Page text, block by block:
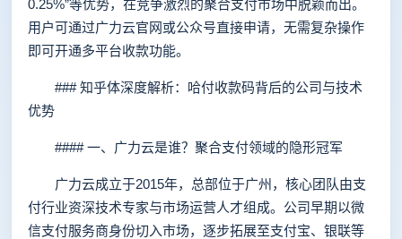
0.25%”等优势，在竞争激烈的聚合支付市场中脱颖而出。
用户可通过广力云官网或公众号直接申请，无需复杂操作
即可开通多平台收款功能。
### 知乎体深度解析：哈付收款码背后的公司与技术
优势
#### 一、广力云是谁？聚合支付领域的隐形冠军
广力云成立于2015年，总部位于广州，核心团队由支
付行业资深技术专家与市场运营人才组成。公司早期以微
信支付服务商身份切入市场，逐步拓展至支付宝、银联等